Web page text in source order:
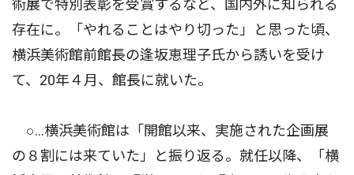
術展で特別表彰を受賞するなど、国内外に知られる
存在に。「やれることはやり切った」と思った頃、
横浜美術館前館長の逢坂恵理子氏から誘いを受け
て、20年４月、館長に就いた。
○…横浜美術館は「開館以来、実施された企画展
の８割には来ていた」と振り返る。就任以降、「横